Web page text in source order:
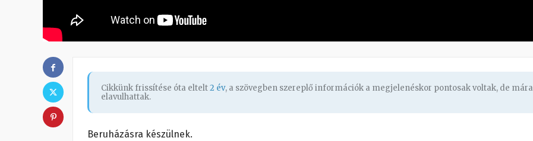
Cikkünk frissítése óta eltelt2 év, a szövegben szereplő információk a megjelenéskor pontosak voltak, de mára
elavulhattak.
Beruházásra készülnek.